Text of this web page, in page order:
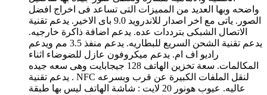
واضحه وبها العديد من المميزات التى تساعد فى اخراج افضل
الصور. ياتى مع اخر اصدار للاندرويد 9.0 باى الاخير. يدعم تقنية
الاتصال الشبكى بترددات عده. يدعم اضافة ذاكرة خارجيه.
يدعم تقنية الشحن السريع للبطاريه. يدعم منفذ 3.5 مم ويدعم
راديو اف ام. يدعم ميكروفون عازل للضوضاء اثناء
المكالمات. سعة تخزين الهاتف 128 جيجابايت وهى سعه جيده
. يدعم تقنية NFC لنقل الملفات الكبيرة عن قرب وبسرعه
عاليه. عيوب هونور 20 لايت : شاشة الهاتف ليس بها طبقة